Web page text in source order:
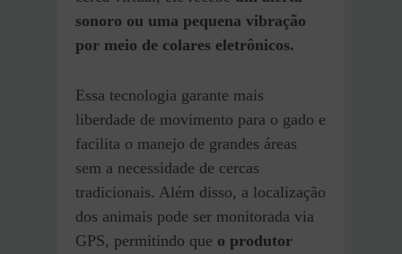
sonoro ou uma pequena vibração
por meio de colares eletrônicos.
Essa tecnologia garante mais
liberdade de movimento para o gado e
facilita o manejo de grandes áreas
sem a necessidade de cercas
tradicionais. Além disso, a localização
dos animais pode ser monitorada via
GPS, permitindo que o produtor